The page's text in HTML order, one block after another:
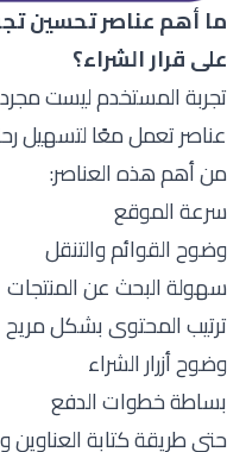
على قرار الشراء؟
تجربة المستخدم ليست
عناصر تعمل معًا لتسهيل
من أهم هذه العناصر:
سرعة الموقع
وضوح القوائم والتنقل
سهولة البحث عن المنتجات
ترتيب المحتوى بشكل مريح
وضوح أزرار الشراء
بساطة خطوات الدفع
حتى طريقة كتابة العناوين